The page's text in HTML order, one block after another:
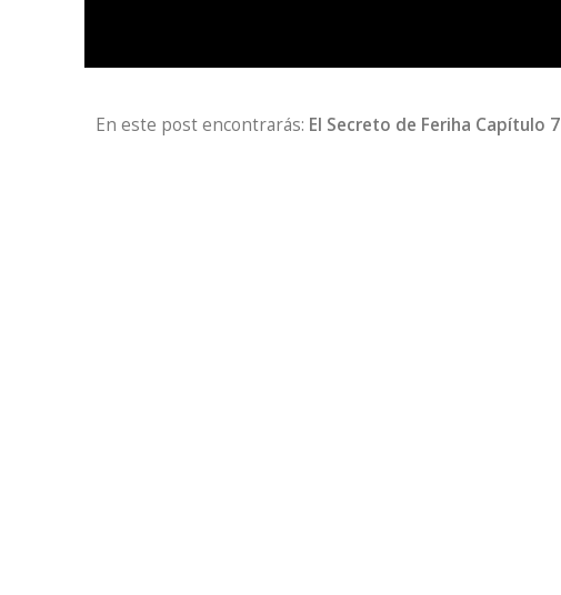
En este post encontrarás: El Secreto de Feriha Capítulo 7